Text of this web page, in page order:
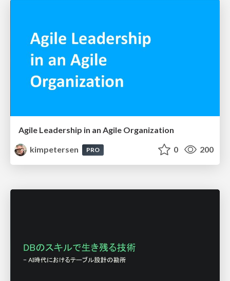
Agile Leadership in an Agile Organization
kimpetersen
PRO 0 200